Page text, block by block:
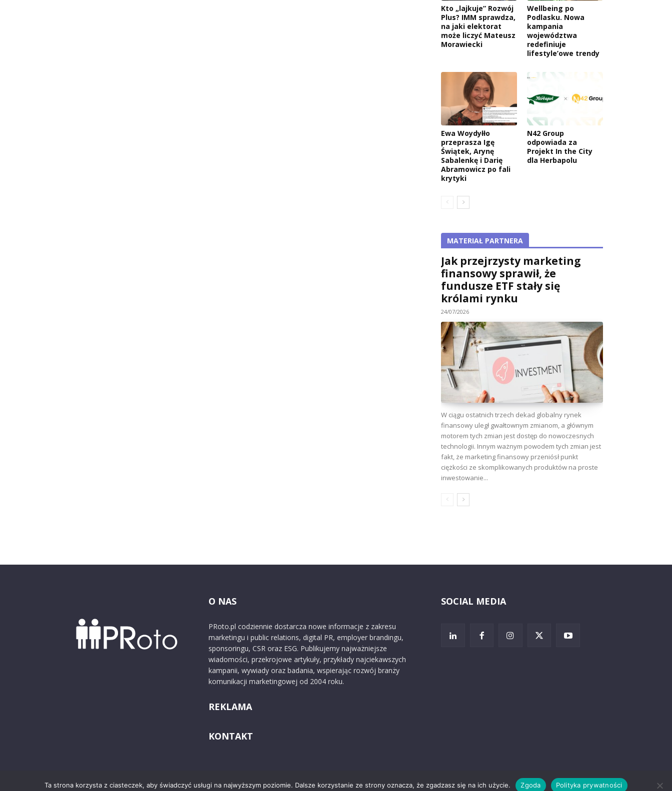
Kto „lajkuje” Rozwój
Plus? IMM sprawdza,
na jaki elektorat
może liczyć Mateusz
Morawiecki
Wellbeing po
Podlasku. Nowa
kampania
województwa
redefiniuje
lifestyle’owe trendy
Ewa Woydyłło
przeprasza Igę
Świątek, Arynę
Sabalenkę i Darię
Abramowicz po fali
krytyki
N42 Group
odpowiada za
Projekt In the City
dla Herbapolu
MATERIAŁ PARTNERA
Jak przejrzysty marketing
finansowy sprawił, że
fundusze ETF stały się
królami rynku
24/07/2026
W ciągu ostatnich trzech dekad globalny rynek
finansowy uległ gwałtownym zmianom, a głównym
motorem tych zmian jest dostęp do nowoczesnych
technologii. Innym ważnym powodem tych zmian jest
fakt, że marketing finansowy przeniósł punkt
ciężkości ze skomplikowanych produktów na proste
inwestowanie...
O NAS
PRoto.pl codziennie dostarcza nowe informacje z zakresu
marketingu i public relations, digital PR, employer brandingu,
sponsoringu, CSR oraz ESG. Publikujemy najważniejsze
wiadomości, przekrojowe artykuły, przykłady najciekawszych
kampanii, wywiady oraz badania, wspierając rozwój branży
komunikacji marketingowej od 2004 roku.
REKLAMA
KONTAKT
SOCIAL MEDIA
Ta strona korzysta z ciasteczek, aby świadczyć usługi na najwyższym poziomie. Dalsze korzystanie ze strony oznacza, że zgadzasz się na ich użycie. Zgoda Polityka prywatności